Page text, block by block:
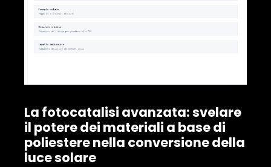
La fotocatalisi avanzata: svelare
il potere dei materiali a base di
poliestere nella conversione della
luce solare